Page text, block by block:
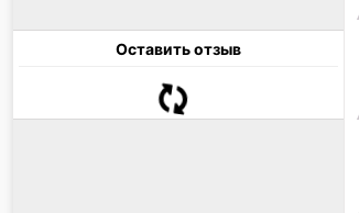
Оставить отзыв